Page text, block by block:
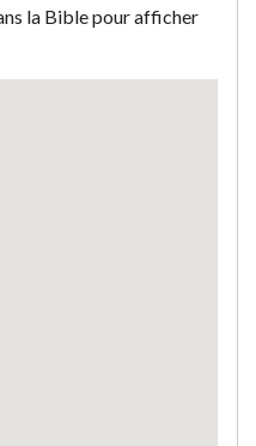
la Bible pour afficher